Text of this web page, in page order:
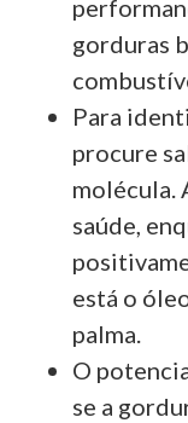
gorduras
Para
procure
molécula.
saúde,
está o
palma.
O
se a